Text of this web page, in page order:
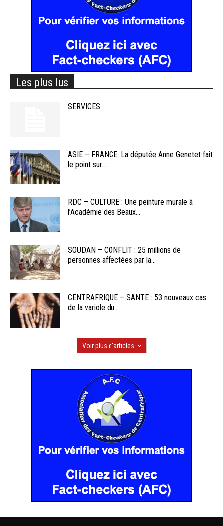
Les plus lus
SERVICES
ASIE – FRANCE: La députée Anne Genetet fait
le point sur...
RDC – CULTURE : Une peinture murale à
l’Académie des Beaux...
SOUDAN – CONFLIT : 25 millions de
personnes affectées par la...
CENTRAFRIQUE – SANTE : 53 nouveaux cas
de la variole du...
Voir plus d'articles